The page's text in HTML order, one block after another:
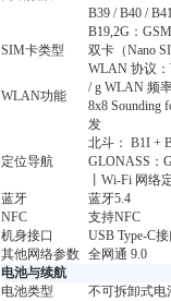
B39 / B40 /
B19,2G：
SIM卡类型
双卡（Nano
WLAN功能
WLAN 协议：
/ g WLAN 频
8x8 Sounding
发
定位导航
北斗： B1I +
GLONASS：
丨Wi-Fi 网络
蓝牙
蓝牙5.4
NFC
支持NFC
机身接口
USB Type-C接
其他网络参数 全网通 9.0
电池与续航
电池类型
不可拆卸式电